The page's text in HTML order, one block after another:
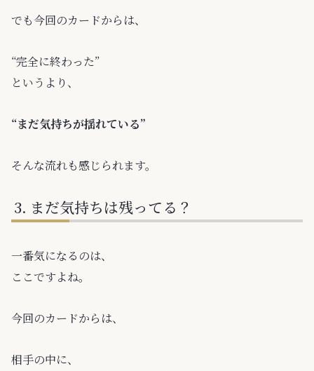
でも今回のカードからは、
“完全に終わった”
というより、
“まだ気持ちが揺れている”
そんな流れも感じられます。
まだ気持ちは残ってる？
一番気になるのは、
ここですよね。
今回のカードからは、
相手の中に、